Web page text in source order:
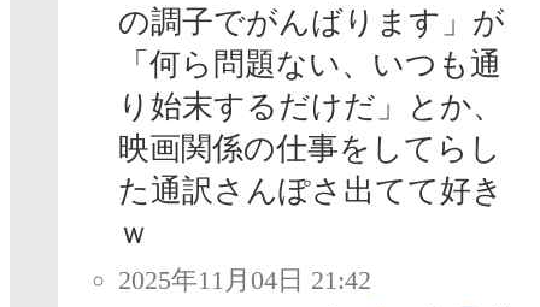
の調子でがんばります」が
「何ら問題ない、いつも通
り始末するだけだ」とか、
映画関係の仕事をしてらし
た通訳さんぽさ出てて好き
ｗ
2025年11月04日 21:42